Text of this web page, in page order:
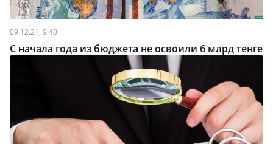
09.12.21, 9:40
С начала года из бюджета не освоили 6 млрд тенге